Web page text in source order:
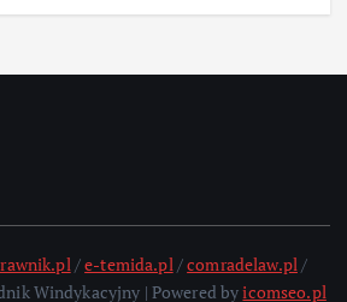
/e-temida.pl/comradelaw.pl/
Windykacyjny | Powered byicomseo.pl